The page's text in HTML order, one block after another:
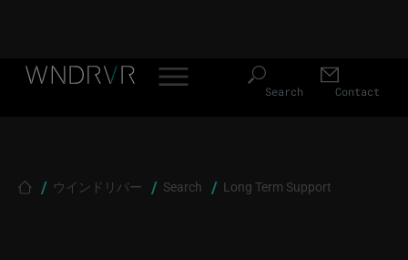
Skip to main content
Header Menu JP Search Contact
Breadcrumb
ウインドリバー Search Long Term Support